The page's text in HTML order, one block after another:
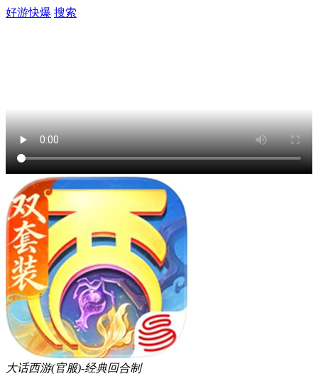
好游快爆 搜索
大话西游(官服)-经典回合制